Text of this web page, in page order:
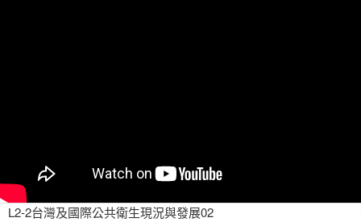
L2-2台灣及國際公共衛生現況與發展02